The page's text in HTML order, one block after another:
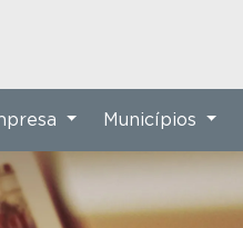
Municípios